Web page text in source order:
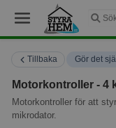
Tillbaka Gör det
Motorkontroller - 4
Motorkontroller för att
mikrodator.